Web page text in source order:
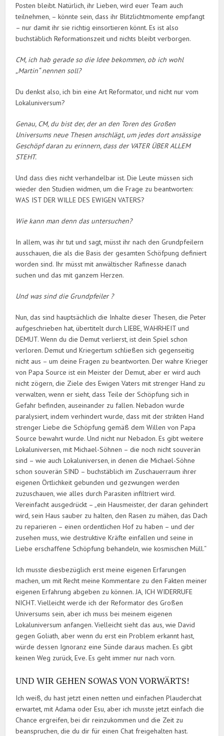
Posten bleibt. Natürlich, ihr Lieben, wird euer Team auch
teilnehmen, – könnte sein, dass ihr Blitzlichtmomente empfangt
– nur damit ihr sie richtig einsortieren könnt. Es ist also
buchstäblich Reformationszeit und nichts bleibt verborgen.
CM, ich hab gerade so die Idee bekommen, ob ich wohl
„Martin“ nennen soll?
Du denkst also, ich bin eine Art Reformator, und nicht nur vom
Lokaluniversum?
Genau, CM, du bist der, der an den Toren des Großen
Universums neue Thesen anschlägt, um jedes dort ansässige
Geschöpf daran zu erinnern, dass der VATER ÜBER ALLEM
STEHT.
Und dass dies nicht verhandelbar ist. Die Leute müssen sich
wieder den Studien widmen, um die Frage zu beantworten:
WAS IST DER WILLE DES EWIGEN VATERS?
Wie kann man denn das untersuchen?
In allem, was ihr tut und sagt, müsst ihr nach den Grundpfeilern
ausschauen, die als die Basis der gesamten Schöfpung definiert
worden sind. Ihr müsst mit anwältischer Rafinesse danach
suchen und das mit ganzem Herzen.
Und was sind die Grundpfeiler ?
Nun, das sind hauptsächlich die Inhalte dieser Thesen, die Peter
aufgeschrieben hat, übertitelt durch LIEBE, WAHRHEIT und
DEMUT. Wenn du die Demut verlierst, ist dein Spiel schon
verloren. Demut und Kriegertum schließen sich gegenseitig
nicht aus – um deine Fragen zu beantworten. Der wahre Krieger
von Papa Source ist ein Meister der Demut, aber er wird auch
nicht zögern, die Ziele des Ewigen Vaters mit strenger Hand zu
verwalten, wenn er sieht, dass Teile der Schöpfung sich in
Gefahr befinden, auseinander zu fallen. Nebadon wurde
paralysiert, indem verhindert wurde, dass mit der strikten Hand
strenger Liebe die Schöpfung gemäß dem Willen von Papa
Source bewahrt wurde. Und nicht nur Nebadon. Es gibt weitere
Lokaluniversen, mit Michael-Söhnen – die noch nicht souverän
sind – wie auch Lokaluniversen, in denen die Michael-Söhne
schon souverän SIND – buchstäblich im Zuschauerraum ihrer
eigenen Örtlichkeit gebunden und gezwungen werden
zuzuschauen, wie alles durch Parasiten infiltriert wird.
Vereinfacht ausgedrückt – „ein Hausmeister, der daran gehindert
wird, sein Haus sauber zu halten, den Rasen zu mähen, das Dach
zu reparieren – einen ordentlichen Hof zu haben – und der
zusehen muss, wie destruktive Kräfte einfallen und seine in
Liebe erschaffene Schöpfung behandeln, wie kosmischen Müll.“
Ich musste diesbezüglich erst meine eigenen Erfarungen
machen, um mit Recht meine Kommentare zu den Fakten meiner
eigenen Erfahrung abgeben zu können. JA, ICH WIDERRUFE
NICHT. Vielleicht werde ich der Reformator des Großen
Universums sein, aber ich muss bei meinem eigenen
Lokaluniversum anfangen. Vielleicht sieht das aus, wie David
gegen Goliath, aber wenn du erst ein Problem erkannt hast,
würde dessen Ignoranz eine Sünde daraus machen. Es gibt
keinen Weg zurück, Eve. Es geht immer nur nach vorn.
UND WIR GEHEN SOWAS VON VORWÄRTS!
Ich weiß, du hast jetzt einen netten und einfachen Plauderchat
erwartet, mit Adama oder Esu, aber ich musste jetzt einfach die
Chance ergreifen, bei dir reinzukommen und die Zeit zu
beanspruchen, die du dir für einen Chat freigehalten hast.